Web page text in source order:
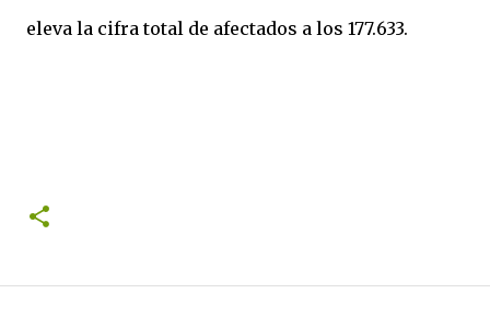
eleva la cifra total de afectados a los 177.633.